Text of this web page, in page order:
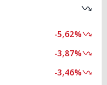
-5,62%
-3,87%
-3,46%